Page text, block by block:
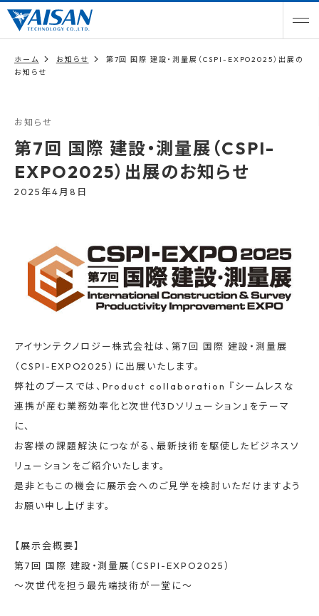
ホーム お知らせ
第7回 国際 建設・測量展（CSPI-EXPO2025）出展の
お知らせ
お知らせ
第7回 国際 建設・測量展（CSPI-
EXPO2025）出展のお知らせ
2025年4月8日
アイサンテクノロジー株式会社は、第7回 国際 建設・測量展
（CSPI-EXPO2025）に出展いたします。
弊社のブースでは、Product collaboration 『シームレスな
連携が産む業務効率化と次世代3Dソリューション』をテーマ
に、
お客様の課題解決につながる、最新技術を駆使したビジネスソ
リューションをご紹介いたします。
是非ともこの機会に展示会へのご見学を検討いただけますよう
お願い申し上げます。
【展示会概要】
第7回 国際 建設・測量展（CSPI-EXPO2025）
〜次世代を担う最先端技術が一堂に〜